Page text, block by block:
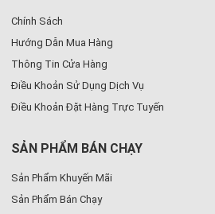
Chính Sách
Hướng Dẫn Mua Hàng
Thông Tin Cửa Hàng
Điều Khoản Sử Dụng Dịch Vụ
Điều Khoản Đặt Hàng Trực Tuyến
SẢN PHẨM BÁN CHẠY
Sản Phẩm Khuyến Mãi
Sản Phẩm Bán Chạy